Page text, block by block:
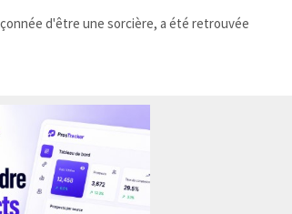
d'être une sorcière, a été retrouvée